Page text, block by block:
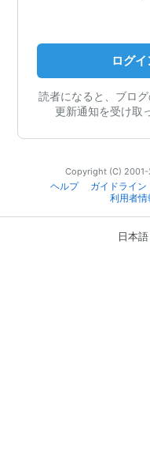
ログ
読者になると、ブロ
更新通知を受け取
Copyright (C) 2001-
ヘルプ
ガイドライン
利用者情
日本語